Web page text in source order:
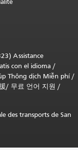
Assistance
con el idioma /
Thông dịch Miễn phí/
/ 무료 언어 지원 /
des transports de San